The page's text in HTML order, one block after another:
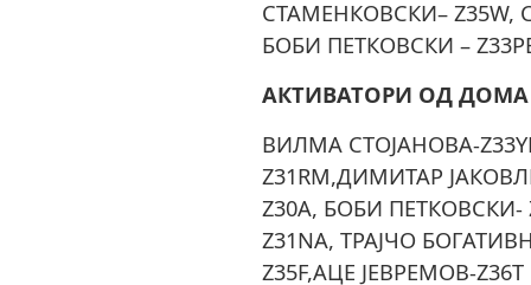
СТАМЕНКОВСКИ– Z35W,
БОБИ ПЕТКОВСКИ –
АКТИВАТОРИ ОД
ВИЛМА СТОЈАНОВА-
Z31RM,ДИМИТАР
Z30A, БОБИ
Z31NA, ТРАЈЧО
Z35F,АЦЕ ЈЕВРЕМОВ-